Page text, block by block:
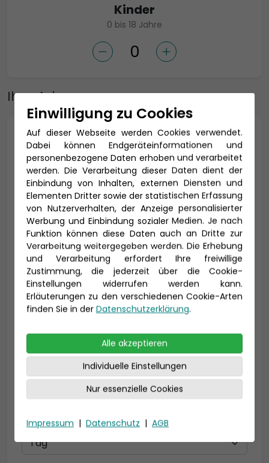
Kinder
0 bis 18 Jahre
Ihre Adresse
Anrede *
Titel
Vorname * Nachname *
E-Mail *
Geburtsdatum
Einwilligung zu Cookies
Auf dieser Webseite werden Cookies verwendet.
Dabei können Endgeräteinformationen und
personenbezogene Daten erhoben und verarbeitet
werden. Die Verarbeitung dieser Daten dient der
Einbindung von Inhalten, externen Diensten und
Elementen Dritter sowie der statistischen Erfassung
von Nutzerverhalten, der Anzeige personalisierter
Werbung und Einbindung sozialer Medien. Je nach
Funktion können diese Daten auch an Dritte zur
Verarbeitung weitergegeben werden. Die Erhebung
und Verarbeitung erfordert Ihre freiwillige
Zustimmung, die jederzeit über die Cookie-
Einstellungen widerrufen werden kann.
Erläuterungen zu den verschiedenen Cookie-Arten
finden Sie in der Datenschutzerklärung.
Alle akzeptieren
Individuelle Einstellungen
Nur essenzielle Cookies
Impressum | Datenschutz | AGB